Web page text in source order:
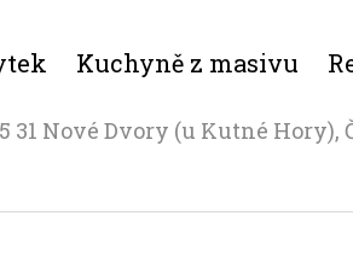
Kuchyně z masivu
31 Nové Dvory (u Kutné Hory),